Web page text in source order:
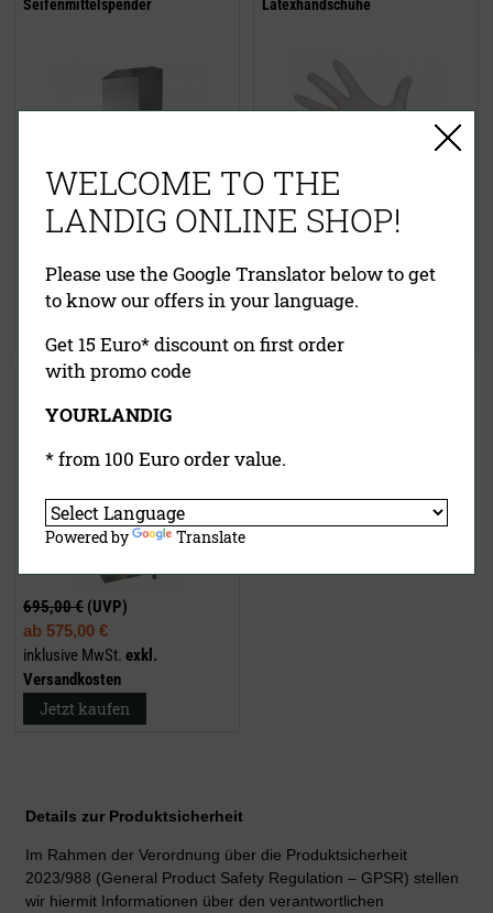
Seifenmittelspender
89,90 €(UVP)
inklusive MwSt.exkl.
Versandkosten
Latexhandschuhe
18,95 €(UVP)
inklusive MwSt.exkl.
Versandkosten
Messerdesinfektionsbecken
Edelstahl
695,00 € (UVP)
ab 575,00 €
inklusive MwSt. exkl.
Versandkosten
Jetzt kaufen
Details zur Produktsicherheit
Im Rahmen der Verordnung über die Produktsicherheit
2023/988 (General Product Safety Regulation – GPSR) stellen
wir hiermit Informationen über den verantwortlichen
WELCOME TO THE
LANDIG ONLINE SHOP!
Please use the Google Translator below to get
to know our offers in your language.
Get 15 Euro* discount on first order
with promo code
YOURLANDIG
* from 100 Euro order value.
Powered by Translate